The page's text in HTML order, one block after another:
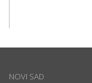
NOVI SAD